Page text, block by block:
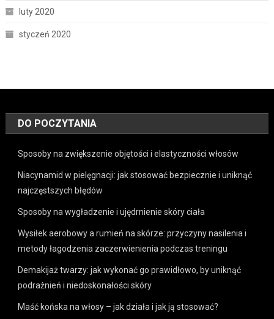
luty 2020
styczeń 2020
DO POCZYTANIA
Sposoby na zwiększenie objętości i elastyczności włosów
Niacynamid w pielęgnacji: jak stosować bezpiecznie i uniknąć
najczęstszych błędów
Sposoby na wygładzenie i ujędrnienie skóry ciała
Wysiłek aerobowy a rumień na skórze: przyczyny nasilenia i
metody łagodzenia zaczerwienienia podczas treningu
Demakijaż twarzy: jak wykonać go prawidłowo, by uniknąć
podrażnień i niedoskonałości skóry
Maść końska na włosy – jak działa i jak ją stosować?